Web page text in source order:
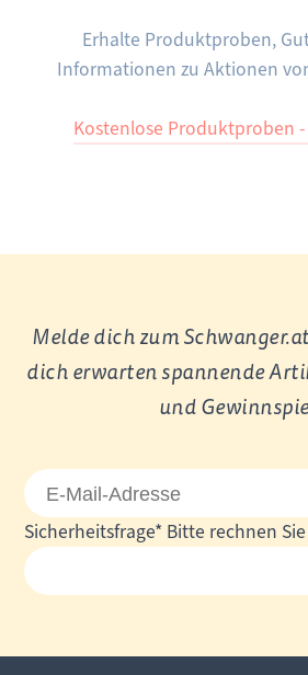
Erhalte Produktproben,
Informationen zu Aktionen
Kostenlose Produktproben
Melde dich zum
dich erwarten spannende
und
E-
Mail-
Adresse
Pflichtfeld
Sicherheitsfrage* Bitte rechnen